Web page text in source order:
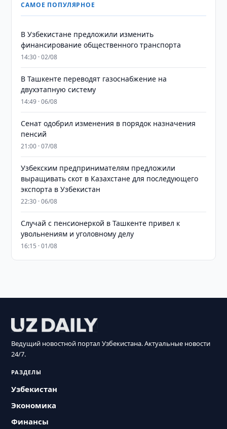
САМОЕ ПОПУЛЯРНОЕ
В Узбекистане предложили изменить
финансирование общественного транспорта
14:30 · 02/08
В Ташкенте переводят газоснабжение на
двухэтапную систему
14:49 · 06/08
Сенат одобрил изменения в порядок назначения
пенсий
21:00 · 07/08
Узбекским предпринимателям предложили
выращивать скот в Казахстане для последующего
экспорта в Узбекистан
22:30 · 06/08
Случай с пенсионеркой в Ташкенте привел к
увольнениям и уголовному делу
16:15 · 01/08
Ведущий новостной портал Узбекистана. Актуальные новости
24/7.
РАЗДЕЛЫ
Узбекистан
Экономика
Финансы